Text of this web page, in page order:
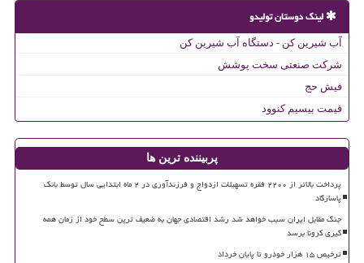
لینک دوستان تولیدو
آب شیرین کن - دستگاه آب شیرین کن
شرکت صنعتی سخت پوشش
فیش حج
قیمت بیسیم کنوود
پربیننده ترین ها
پرداخت بالاتر از ۲۲۰۰ فقره تسهیلات ازدواج و فرزندآوری در ۲ ماه ابتدایی سال توسط بانک
پاسارگاد
جنگ مقابل ایران سبب خواهد شد رشد اقتصادی جهان به ضعیف ترین سطح خود از زمان همه
گیری کرونا برسد
ترخیص ۱۵ هزار خودرو تا پایان خرداد